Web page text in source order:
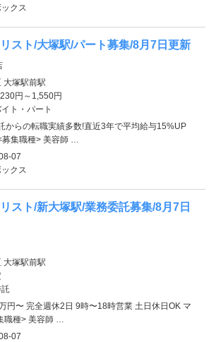
クス
スト/大塚駅/パート募集/8月7日更新
大塚駅前駅
円～1,550円
ト・パート
からの転職実績多数!直近3年で平均給与15%UP
集職種> 美容師 …
07
クス
スト/新大塚駅/業務委託募集/8月7日
大塚駅前駅
円〜 完全週休2日 9時〜18時営業 土日休日OK マ
職種> 美容師 …
07